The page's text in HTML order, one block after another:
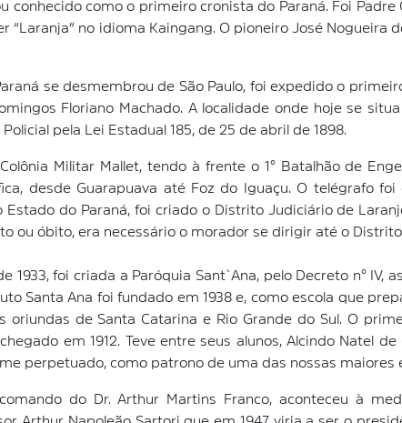
conhecido como o primeiro cronista do Paraná. Foi
“Laranja” no idioma Kaingang. O pioneiro José
se desmembrou de São Paulo, foi expedido o
Floriano Machado. A localidade onde hoje se
pela Lei Estadual 185, de 25 de abril de 1898.
Militar Mallet, tendo à frente o 1° Batalhão de
desde Guarapuava até Foz do Iguaçu. O telégrafo
Estado do Paraná, foi criado o Distrito Judiciário de
ou óbito, era necessário o morador se dirigir até o
1933, foi criada a Paróquia Sant`Ana, pelo Decreto n°
Santa Ana foi fundado em 1938 e, como escola que
oriundas de Santa Catarina e Rio Grande do Sul. O
em 1912. Teve entre seus alunos, Alcindo Natel
perpetuado, como patrono de uma das nossas maiores
do Dr. Arthur Martins Franco, aconteceu à